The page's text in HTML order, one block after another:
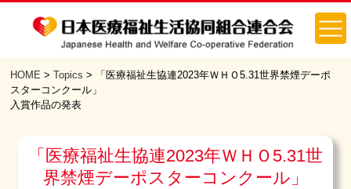
HOME >Topics > 「医療福祉生協連2023年ＷＨＯ5.31世界禁煙デーポ
スターコンクール」
入賞作品の発表
「医療福祉生協連2023年ＷＨＯ5.31世
界禁煙デーポスターコンクール」